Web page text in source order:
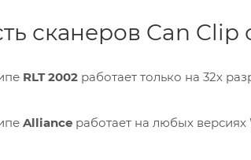
сканеров Can
RLT 2002 работает только на 32х
Alliance работает на любых